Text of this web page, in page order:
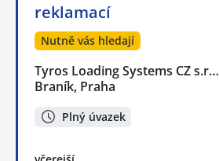
reklamací
Nutně vás hledají
Tyros Loading Systems CZ s.r…
Braník, Praha
Plný úvazek